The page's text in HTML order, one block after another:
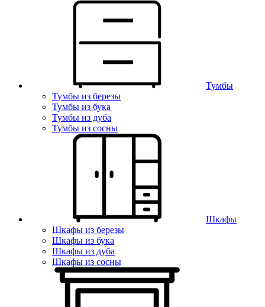
Тумбы
Тумбы из березы
Тумбы из бука
Тумбы из дуба
Тумбы из сосны
Шкафы
Шкафы из березы
Шкафы из бука
Шкафы из дуба
Шкафы из сосны